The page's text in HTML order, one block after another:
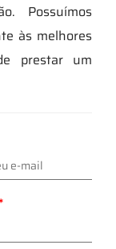
Possuímos
às melhores
prestar um